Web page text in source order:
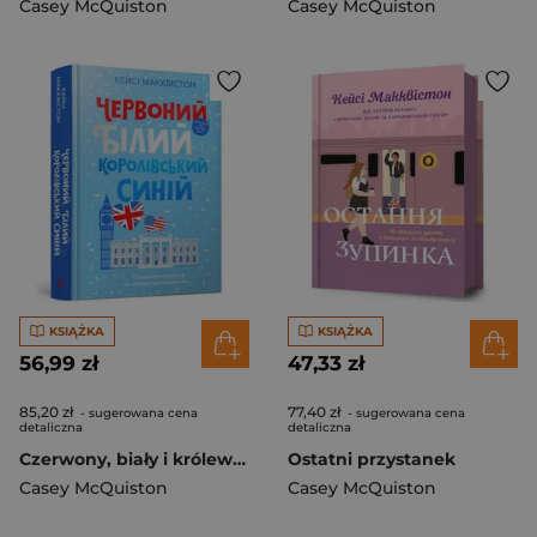
Casey McQuiston Casey McQuiston
KSIĄŻKA
56,99 zł
85,20 zł - sugerowana cena
detaliczna
Czerwony, biały i królewski błękit w.UA
Casey McQuiston
KSIĄŻKA
47,33 zł
77,40 zł - sugerowana cena
detaliczna
Ostatni przystanek
Casey McQuiston